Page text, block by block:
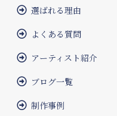
選ばれる理由
よくある質問
アーティスト紹介
ブログ一覧
制作事例